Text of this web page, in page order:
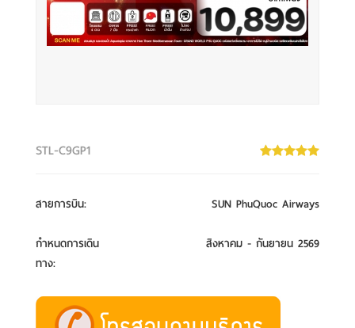
STL-C9GP1
สายการบิน: SUN PhuQuoc Airways
กำหนดการเดิน
ทาง:
สิงหาคม - กันยายน 2569